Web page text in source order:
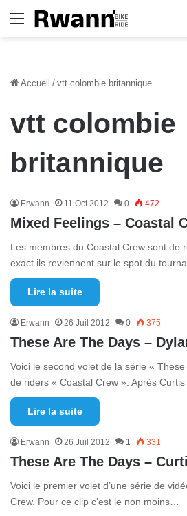
Menu
Accueil / vtt colombie britannique
vtt colombie
britannique
Erwann 11 Oct 2012 0 472
Mixed Feelings – Coastal
Les membres du Coastal Crew sont de
exact ils reviennent sur le spot du
Lire la suite
Erwann 26 Juil 2012 0 375
These Are The Days –
Voici le second volet de la série «
de riders « Coastal Crew ». Après Curtis
Lire la suite
Erwann 26 Juil 2012 1 331
These Are The Days –
Voici le premier volet d’une série de
Crew. Pour ce clip c’est le non moins…